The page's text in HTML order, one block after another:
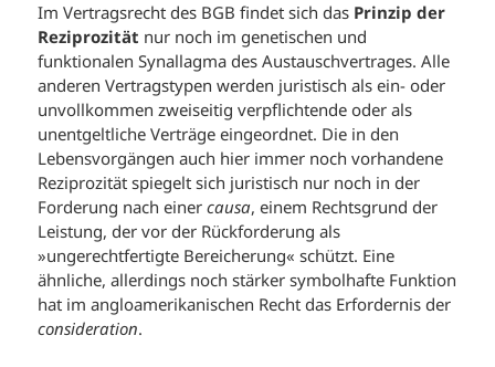
Im Vertragsrecht des BGB findet sich das Prinzip der
Reziprozität nur noch im genetischen und
funktionalen Synallagma des Austauschvertrages. Alle
anderen Vertragstypen werden juristisch als ein- oder
unvollkommen zweiseitig verpflichtende oder als
unentgeltliche Verträge eingeordnet. Die in den
Lebensvorgängen auch hier immer noch vorhandene
Reziprozität spiegelt sich juristisch nur noch in der
Forderung nach einercausa, einem Rechtsgrund der
Leistung, der vor der Rückforderung als
»ungerechtfertigte Bereicherung« schützt. Eine
ähnliche, allerdings noch stärker symbolhafte Funktion
hat im angloamerikanischen Recht das Erfordernis der
consideration.